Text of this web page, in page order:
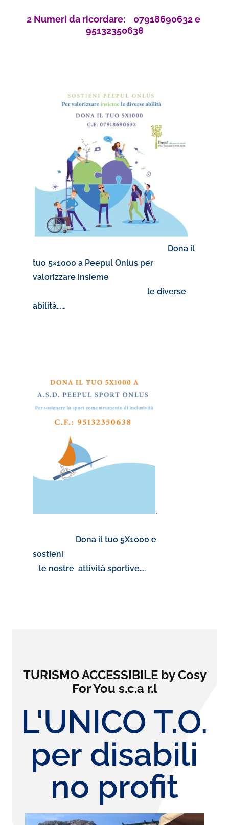
2 Numeri da ricordare: 07918690632 e
95132350638
Dona il
tuo 5×1000 a Peepul Onlus per
valorizzare insieme
le diverse
abilità……
.
Dona il tuo 5X1000 e
sostieni
le nostre attività sportive….
TURISMO ACCESSIBILE by Cosy
For You s.c.a r.l
L'UNICO T.O.
per disabili
no profit